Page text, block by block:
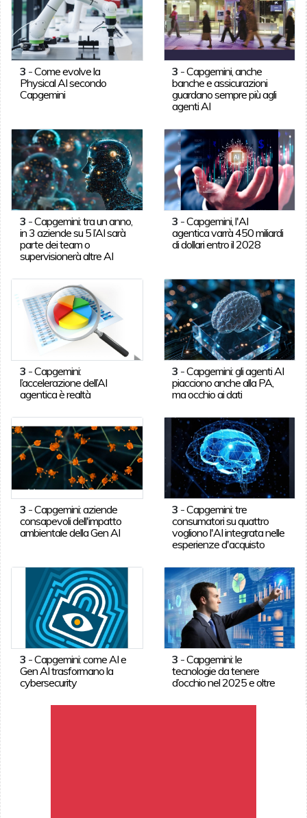
3 -Come evolve la
Physical AI secondo
Capgemini
3 -Capgemini, anche
banche e assicurazioni
guardano sempre più agli
agenti AI
3 -Capgemini: tra un anno,
in 3 aziende su 5 l’AI sarà
parte dei team o
supervisionerà altre AI
3 -Capgemini, l'AI
agentica varrà 450 miliardi
di dollari entro il 2028
3 -Capgemini:
l’accelerazione dell’AI
agentica è realtà
3 -Capgemini: gli agenti AI
piacciono anche alla PA,
ma occhio ai dati
3 -Capgemini: aziende
consapevoli dell'impatto
ambientale della Gen AI
3 -Capgemini: tre
consumatori su quattro
vogliono l'AI integrata nelle
esperienze d'acquisto
3 -Capgemini: come AI e
Gen AI trasformano la
cybersecurity
3 -Capgemini: le
tecnologie da tenere
d’occhio nel 2025 e oltre